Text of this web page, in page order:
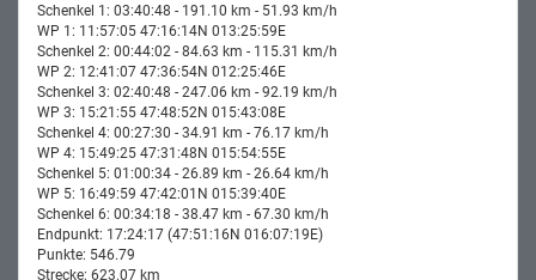
Schenkel 1: 03:40:48 - 191.10 km - 51.93 km/h
WP 1: 11:57:05 47:16:14N 013:25:59E
Schenkel 2: 00:44:02 - 84.63 km - 115.31 km/h
WP 2: 12:41:07 47:36:54N 012:25:46E
Schenkel 3: 02:40:48 - 247.06 km - 92.19 km/h
WP 3: 15:21:55 47:48:52N 015:43:08E
Schenkel 4: 00:27:30 - 34.91 km - 76.17 km/h
WP 4: 15:49:25 47:31:48N 015:54:55E
Schenkel 5: 01:00:34 - 26.89 km - 26.64 km/h
WP 5: 16:49:59 47:42:01N 015:39:40E
Schenkel 6: 00:34:18 - 38.47 km - 67.30 km/h
Endpunkt: 17:24:17 (47:51:16N 016:07:19E)
Punkte: 546.79
Strecke: 623.07 km